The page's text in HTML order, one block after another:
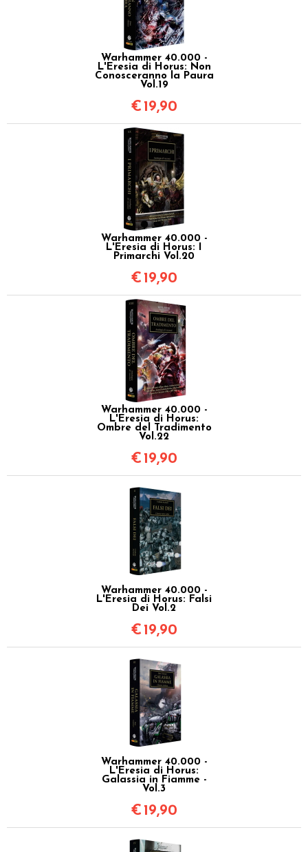
Warhammer 40.000 -
L'Eresia di Horus: Non
Conosceranno la Paura
Vol.19
€ 19,90
Warhammer 40.000 -
L'Eresia di Horus: I
Primarchi Vol.20
€ 19,90
Warhammer 40.000 -
L'Eresia di Horus:
Ombre del Tradimento
Vol.22
€ 19,90
Warhammer 40.000 -
L'Eresia di Horus: Falsi
Dei Vol.2
€ 19,90
Warhammer 40.000 -
L'Eresia di Horus:
Galassia in Fiamme -
Vol.3
€ 19,90